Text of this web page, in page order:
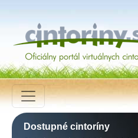
Dostupné cintoríny